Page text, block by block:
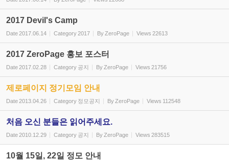
2017 Devil's Camp
Date2017.06.14 Category2017 By ZeroPage Views 22613
2017 ZeroPage 홍보 포스터
Date2017.02.28 Category 공지 By ZeroPage Views 21756
제로페이지 정기모임 안내
Date2013.04.26 Category 정모공지 By ZeroPage Views 112548
처음 오신 분들은 읽어주세요.
Date2010.12.29 Category 공지 By ZeroPage Views 283515
10월 15일, 22일 정모 안내